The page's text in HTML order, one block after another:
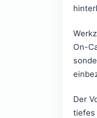
On-
Der
tiefes